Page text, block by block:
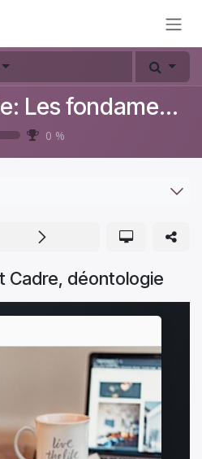
Première année: Les fondamentaux du coaching
0 %
Cadre, déontologie